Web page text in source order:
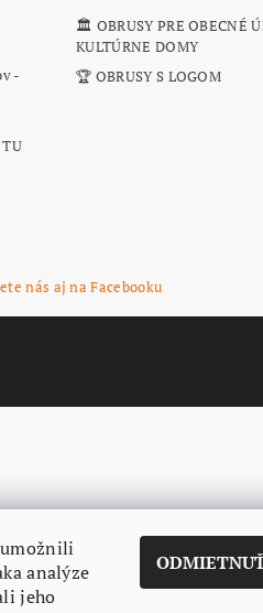
-
🏛️ OBRUSY PRE OBECNÉ
KULTÚRNE DOMY
🏆 OBRUSY S LOGOM
nás aj na Facebooku
umožnili
analýze
jeho